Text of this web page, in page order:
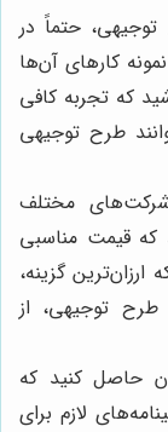
حتماً در
کارهای آن‌ها
که تجربه کافی
طرح توجیهی
مختلف
که قیمت مناسبی
گزینه،
توجیهی، از
حاصل کنید که
لازم برای